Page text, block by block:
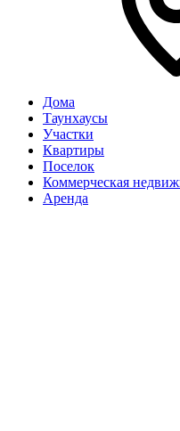
Дома
Таунхаусы
Участки
Квартиры
Поселок
Коммерческая
Аренда